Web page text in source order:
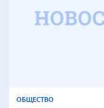
ОБЩЕСТВО